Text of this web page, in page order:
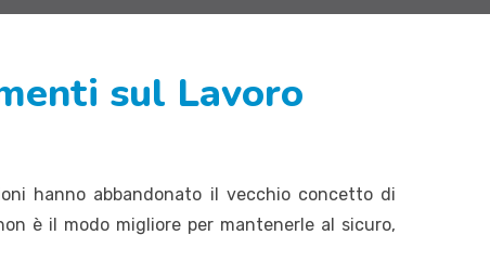
sul Lavoro
hanno abbandonato il vecchio concetto di
è il modo migliore per mantenerle al sicuro,